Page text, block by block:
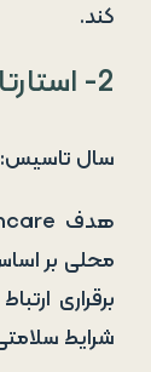
کند.
2- استارتاپ Opencare
سال تاسیس: 2012
برقراری
شرایط